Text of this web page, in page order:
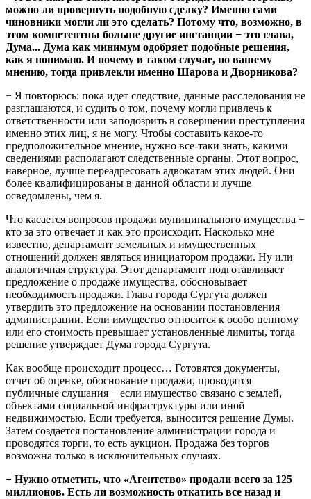
можно ли провернуть подобную сделку? Именно сами
чиновники могли ли это сделать? Потому что, возможно, в
этом компетентны больше другие инстанции − это глава,
Дума... Дума как минимум одобряет подобные решения,
как я понимаю. И почему в таком случае, по вашему
мнению, тогда привлекли именно Шарова и Дворникова?
− Я повторюсь: пока идет следствие, данные расследования не
разглашаются, и судить о том, почему могли привлечь к
ответственности или заподозрить в совершении преступления
именно этих лиц, я не могу. Чтобы составить какое-то
предположительное мнение, нужно все-таки знать, какими
сведениями располагают следственные органы. Этот вопрос,
наверное, лучше переадресовать адвокатам этих людей. Они
более квалифицированы в данной области и лучше
осведомлены, чем я.
Что касается вопросов продажи муниципального имущества −
кто за это отвечает и как это происходит. Насколько мне
известно, департамент земельных и имущественных
отношений должен являться инициатором продажи. Ну или
аналогичная структура. Этот департамент подготавливает
предложение о продаже имущества, обосновывает
необходимость продажи. Глава города Сургута должен
утвердить это предложение на основании постановления
администрации. Если имущество относится к особо ценному
или его стоимость превышает установленные лимиты, тогда
решение утверждает Дума города Сургута.
Как вообще происходит процесс… Готовятся документы,
отчет об оценке, обоснование продажи, проводятся
публичные слушания − если имущество связано с землей,
объектами социальной инфраструктуры или иной
недвижимостью. Если требуется, выносится решение Думы.
Затем создается постановление администрации города и
проводятся торги, то есть аукцион. Продажа без торгов
возможна только в исключительных случаях.
− Нужно отметить, что «Агентство» продали всего за 125
миллионов. Есть ли возможность откатить все назад и